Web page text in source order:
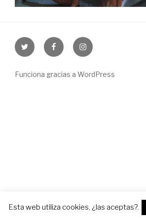
Twitter FacebookInstagram
Funciona gracias a WordPress
Esta web utiliza cookies, ¿las aceptas?.